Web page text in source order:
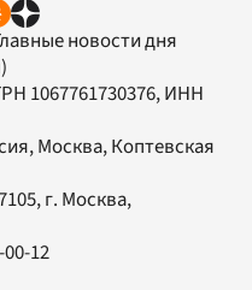
новости дня
1067761730376, ИНН
Москва, Коптевская
, г. Москва,
12